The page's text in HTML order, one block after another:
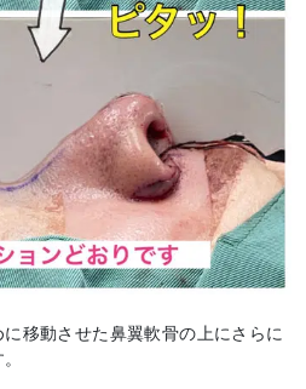
移動させた鼻翼軟骨の上にさらに